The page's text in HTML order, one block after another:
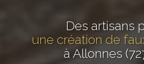
Des artisans
une création de
à Allonnes